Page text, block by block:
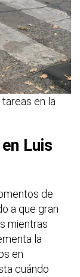
en la
Luis
de
a que gran
mientras
la
en
cuándo